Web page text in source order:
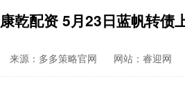
康乾配资 5月23日蓝帆转债
来源：多多策略官网 网站：睿迎网